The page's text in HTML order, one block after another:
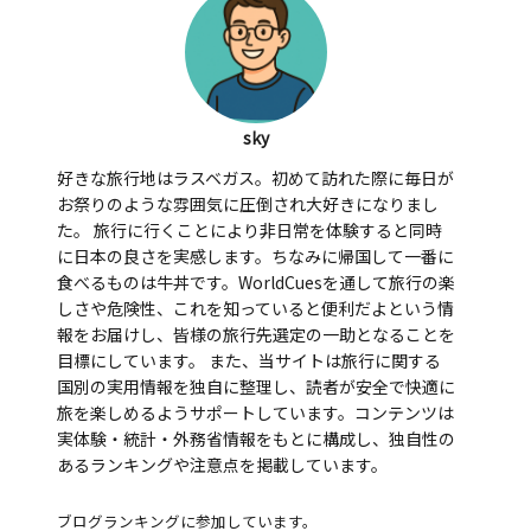
sky
好きな旅行地はラスベガス。初めて訪れた際に毎日が
お祭りのような雰囲気に圧倒され大好きになりまし
た。 旅行に行くことにより非日常を体験すると同時
に日本の良さを実感します。ちなみに帰国して一番に
食べるものは牛丼です。WorldCuesを通して旅行の楽
しさや危険性、これを知っていると便利だよという情
報をお届けし、皆様の旅行先選定の一助となることを
目標にしています。 また、当サイトは旅行に関する
国別の実用情報を独自に整理し、読者が安全で快適に
旅を楽しめるようサポートしています。コンテンツは
実体験・統計・外務省情報をもとに構成し、独自性の
あるランキングや注意点を掲載しています。
ブログランキングに参加しています。